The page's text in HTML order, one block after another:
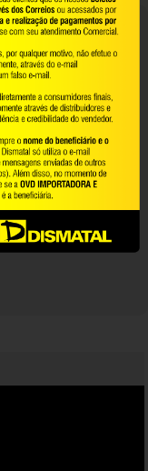
Confeccionado em material
absorção de energia
e em piso de aço com
de natureza leve, agentes
com uso de água. Não
provenientes de